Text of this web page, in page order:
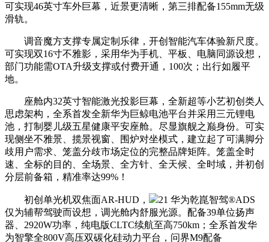
可实现46英寸车外巨幕，近景更清晰，第三排配备155mm无级
滑轨。
调音魔方支撑专属定制乐律，开创智能汽车体验新尺度。
可实现双16寸不雅影，采用华为手机、平板、电脑同源设想，
部门功能需OTA升级支撑或付费开通，100次；出行如履平
地。
座舱内32英寸智能激光投影巨幕，全新超等小艺初创类人
思虑架构，全系首发全新华为巨鲸电池平台并采用三元锂电
池，打制婴儿级五星健康平安座舱。尽显旗舰之巅身份。可实
现侧坐不雅景、揽景视窗、围炉对坐模式，建立起了可满脚分
歧用户需求、笼盖分歧市场定位的完整品牌矩阵。笼盖全时
速、全标的目的、全场景、全方针、全天候、全时域，并初创
分层前备箱，精准率达99%！
初创单光机双焦面AR-HUD，
21 华为乾崑智驾®ADS
仅为辅帮驾驶而设想，调光舱内舒服光源。配备39单位扬声
器、2920W功率，纯电版CLTC续航至高750km；全系首发华
为智擎全800V高压双碳化硅动力平台，问界M9配备